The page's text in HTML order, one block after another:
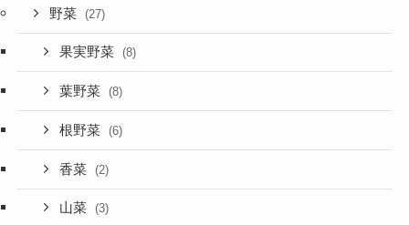
野菜 (27)
果実野菜 (8)
葉野菜 (8)
根野菜 (6)
香菜 (2)
山菜 (3)